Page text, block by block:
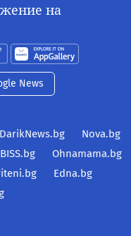
на
News
DarikNews.bg
Nova.bg
BISS.bg
Ohnamama.bg
Edna.bg